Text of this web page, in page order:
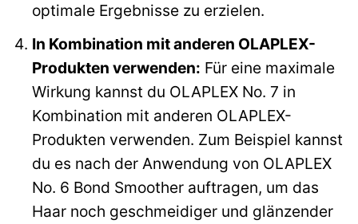
optimale Ergebnisse zu erzielen.
In Kombination mit anderen OLAPLEX-
Produkten verwenden: Für eine maximale
Wirkung kannst du OLAPLEX No. 7 in
Kombination mit anderen OLAPLEX-
Produkten verwenden. Zum Beispiel kannst
du es nach der Anwendung von OLAPLEX
No. 6 Bond Smoother auftragen, um das
Haar noch geschmeidiger und glänzender